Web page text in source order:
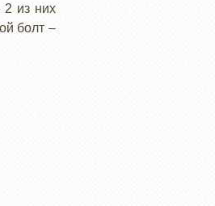
2 из них
болт –